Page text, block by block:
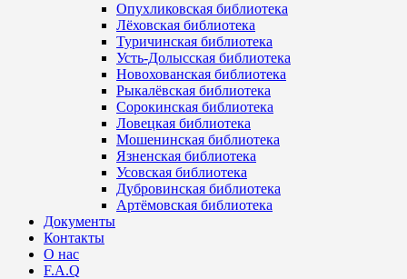
Опухликовская библиотека
Лёховская библиотека
Туричинская библиотека
Усть-Долысская библиотека
Новохованская библиотека
Рыкалёвская библиотека
Сорокинская библиотека
Ловецкая библиотека
Мошенинская библиотека
Язненская библиотека
Усовская библиотека
Дубровинская библиотека
Артёмовская библиотека
Документы
Контакты
О нас
F.A.Q